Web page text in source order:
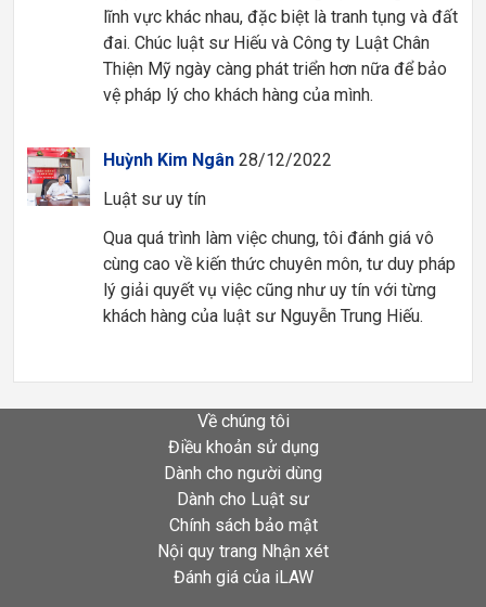
lĩnh vực khác nhau, đặc biệt là tranh tụng và đất
đai. Chúc luật sư Hiếu và Công ty Luật Chân
Thiện Mỹ ngày càng phát triển hơn nữa để bảo
vệ pháp lý cho khách hàng của mình.
Huỳnh Kim Ngân 28/12/2022
Luật sư uy tín
Qua quá trình làm việc chung, tôi đánh giá vô
cùng cao về kiến thức chuyên môn, tư duy pháp
lý giải quyết vụ việc cũng như uy tín với từng
khách hàng của luật sư Nguyễn Trung Hiếu.
Về chúng tôi
Điều khoản sử dụng
Dành cho người dùng
Dành cho Luật sư
Chính sách bảo mật
Nội quy trang Nhận xét
Đánh giá của iLAW